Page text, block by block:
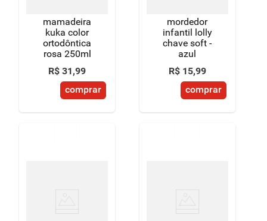
mamadeira
kuka color
ortodôntica
rosa 250ml
R$ 31,99
comprar
mordedor
infantil lolly
chave soft -
azul
R$ 15,99
comprar